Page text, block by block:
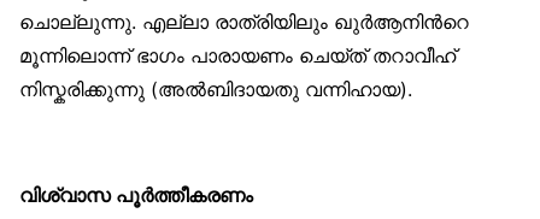
ചൊല്ലുന്നു. എല്ലാ രാത്രിയിലും ഖുര്‍ആനിന്‍റെ
മൂന്നിലൊന്ന് ഭാഗം പാരായണം ചെയ്ത് തറാവീഹ്
നിസ്കരിക്കുന്നു (അല്‍ബിദായതു വന്നിഹായ).
വിശ്വാസ പൂര്‍ത്തീകരണം